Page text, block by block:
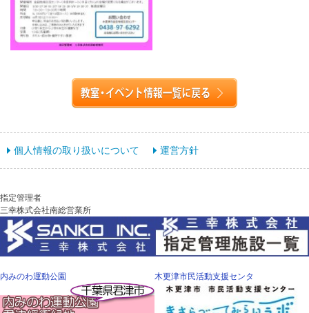
個人情報の取り扱いについて 運営方針
指定管理者
三幸株式会社南総営業所